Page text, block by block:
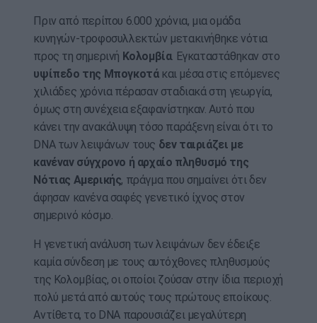
Πριν από περίπου 6.000 χρόνια, μια ομάδα
κυνηγών-τροφοσυλλεκτών μετακινήθηκε νότια
προς τη σημερινή Κολομβία. Εγκαταστάθηκαν στο
υψίπεδο της Μπογκοτά και μέσα στις επόμενες
χιλιάδες χρόνια πέρασαν σταδιακά στη γεωργία,
όμως στη συνέχεια εξαφανίστηκαν. Αυτό που
κάνει την ανακάλυψη τόσο παράξενη είναι ότι το
DNA των λειψάνων τους δεν ταιριάζει με
κανέναν σύγχρονο ή αρχαίο πληθυσμό της
Νότιας Αμερικής, πράγμα που σημαίνει ότι δεν
άφησαν κανένα σαφές γενετικό ίχνος στον
σημερινό κόσμο.
Η γενετική ανάλυση των λειψάνων δεν έδειξε
καμία σύνδεση με τους αυτόχθονες πληθυσμούς
της Κολομβίας, οι οποίοι ζούσαν στην ίδια περιοχή
πολύ μετά από αυτούς τους πρώτους εποίκους.
Αντίθετα, το DNA παρουσιάζει μεγαλύτερη